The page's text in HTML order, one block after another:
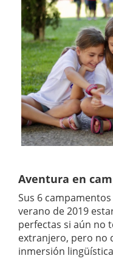
Aventura en
Sus 6
verano de 2019
perfectas si aún no
extranjero, pero no
inmersión